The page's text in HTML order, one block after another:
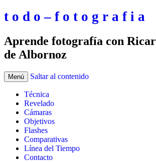
t o d o – f o t o g r a f i a
Aprende fotografía con
de Albornoz
Menú Saltar al contenido
Técnica
Revelado
Cámaras
Objetivos
Flashes
Comparativas
Línea del Tiempo
Contacto